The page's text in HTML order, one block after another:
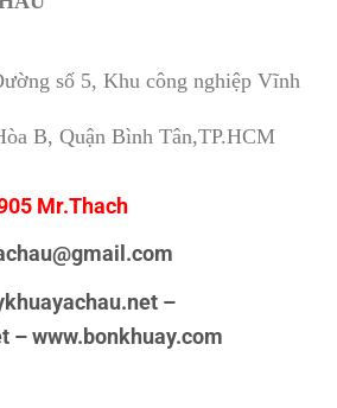
số 5, Khu công nghiệp Vĩnh
B, Quận Bình Tân,TP.HCM
Mr.Thach
–
– www.bonkhuay.com